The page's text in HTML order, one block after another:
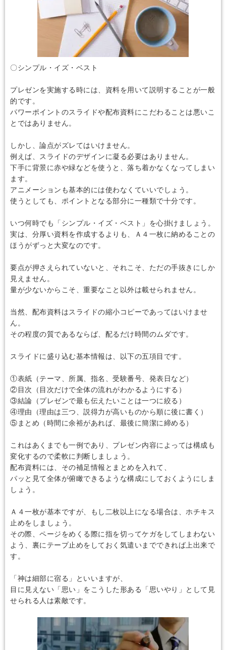
〇シンプル・イズ・ベスト
プレゼンを実施する時には、資料を用いて説明することが一般
的です。
パワーポイントのスライドや配布資料にこだわることは悪いこ
とではありません。
しかし、論点がズレてはいけません。
例えば、スライドのデザインに凝る必要はありません。
下手に背景に赤や緑などを使うと、落ち着かなくなってしまい
ます。
アニメーションも基本的には使わなくていいでしょう。
使うとしても、ポイントとなる部分に一種類で十分です。
いつ何時でも「シンプル・イズ・ベスト」を心掛けましょう。
実は、分厚い資料を作成するよりも、Ａ４一枚に納めることの
ほうがずっと大変なのです。
要点が押さえられていないと、それこそ、ただの手抜きにしか
見えません。
量が少ないからこそ、重要なこと以外は載せられません。
当然、配布資料はスライドの縮小コピーであってはいけませ
ん。
その程度の質であるならば、配るだけ時間のムダです。
スライドに盛り込む基本情報は、以下の五項目です。
①表紙（テーマ、所属、指名、受験番号、発表日など）
②目次（目次だけで全体の流れがわかるようにする）
③結論（プレゼンで最も伝えたいことは一つに絞る）
④理由（理由は三つ、説得力が高いものから順に後に書く）
⑤まとめ（時間に余裕があれば、最後に簡潔に締める）
これはあくまでも一例であり、プレゼン内容によっては構成も
変化するので柔軟に判断しましょう。
配布資料には、その補足情報とまとめを入れて、
パッと見て全体が俯瞰できるような構成にしておくようにしま
しょう。
Ａ４一枚が基本ですが、もし二枚以上になる場合は、ホチキス
止めをしましょう。
その際、ページをめくる際に指を切ってケガをしてしまわない
よう、裏にテープ止めをしておく気遣いまでできれば上出来で
す。
「神は細部に宿る」といいますが、
目に見えない「思い」をこうした形ある「思いやり」として見
せられる人は素敵です。